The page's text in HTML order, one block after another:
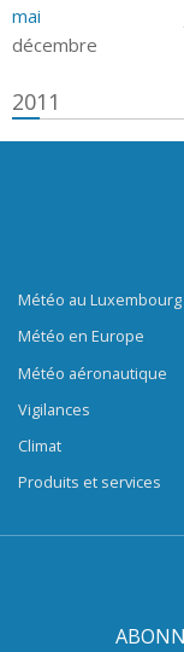
mai
décembre
2011
Météo au Luxembourg
Météo en Europe
Météo aéronautique
Vigilances
Climat
Produits et services